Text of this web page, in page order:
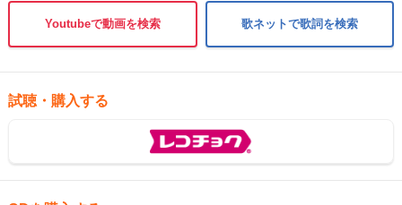
Youtubeで動画を検索 歌ネットで歌詞を検索
試聴・購入する